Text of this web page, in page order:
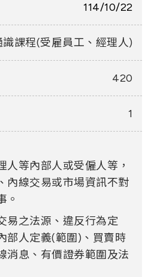
114/10/22
識課程(受雇員工、經理人)
420
1
人等內部人或受僱人等，
內線交易或市場資訊不對
。
易之法源、違反行為定
部人定義(範圍)、買賣時
消息、有價證券範圍及法